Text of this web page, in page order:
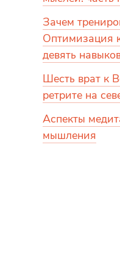
Зачем
Оптимизация
девять
Шесть врат к
ретрите на
Аспекты
мышления